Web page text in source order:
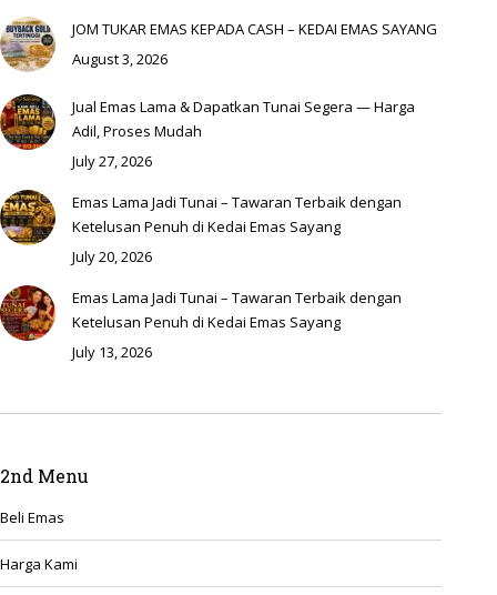
JOM TUKAR EMAS KEPADA CASH – KEDAI EMAS SAYANG
August 3, 2026
Jual Emas Lama & Dapatkan Tunai Segera — Harga
Adil, Proses Mudah
July 27, 2026
Emas Lama Jadi Tunai – Tawaran Terbaik dengan
Ketelusan Penuh di Kedai Emas Sayang
July 20, 2026
Emas Lama Jadi Tunai – Tawaran Terbaik dengan
Ketelusan Penuh di Kedai Emas Sayang
July 13, 2026
2nd Menu
Beli Emas
Harga Kami